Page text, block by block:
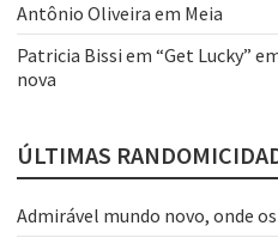
Antônio Oliveira em Meia
Patricia Bissi em “Get Lucky”
nova
ÚLTIMAS
Admirável mundo novo, onde